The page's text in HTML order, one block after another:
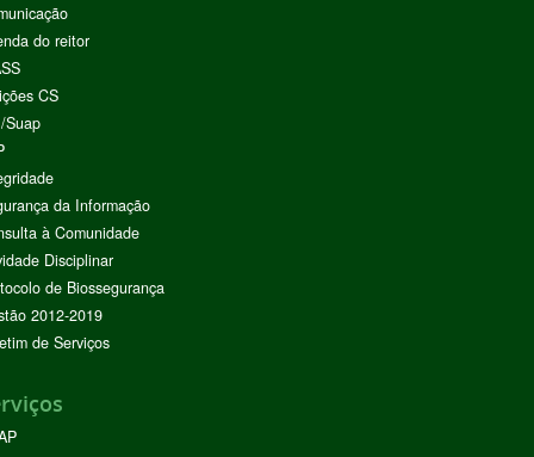
do reitor
CS
Suap
da Informação
à Comunidade
Disciplinar
de Biossegurança
2012-2019
de Serviços